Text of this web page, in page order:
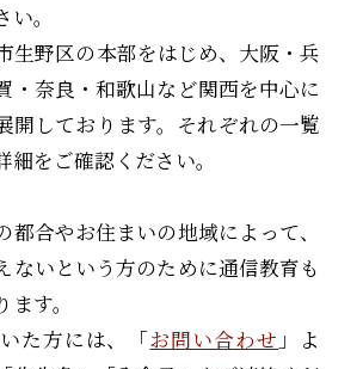
。
生野区の本部をはじめ、大阪・兵
・奈良・和歌山など関西を中心に
開しております。それぞれの一覧
をご確認ください。
都合やお住まいの地域によって、
ないという方のために通信教育も
す。
た方には、「お問い合わせ 」よ